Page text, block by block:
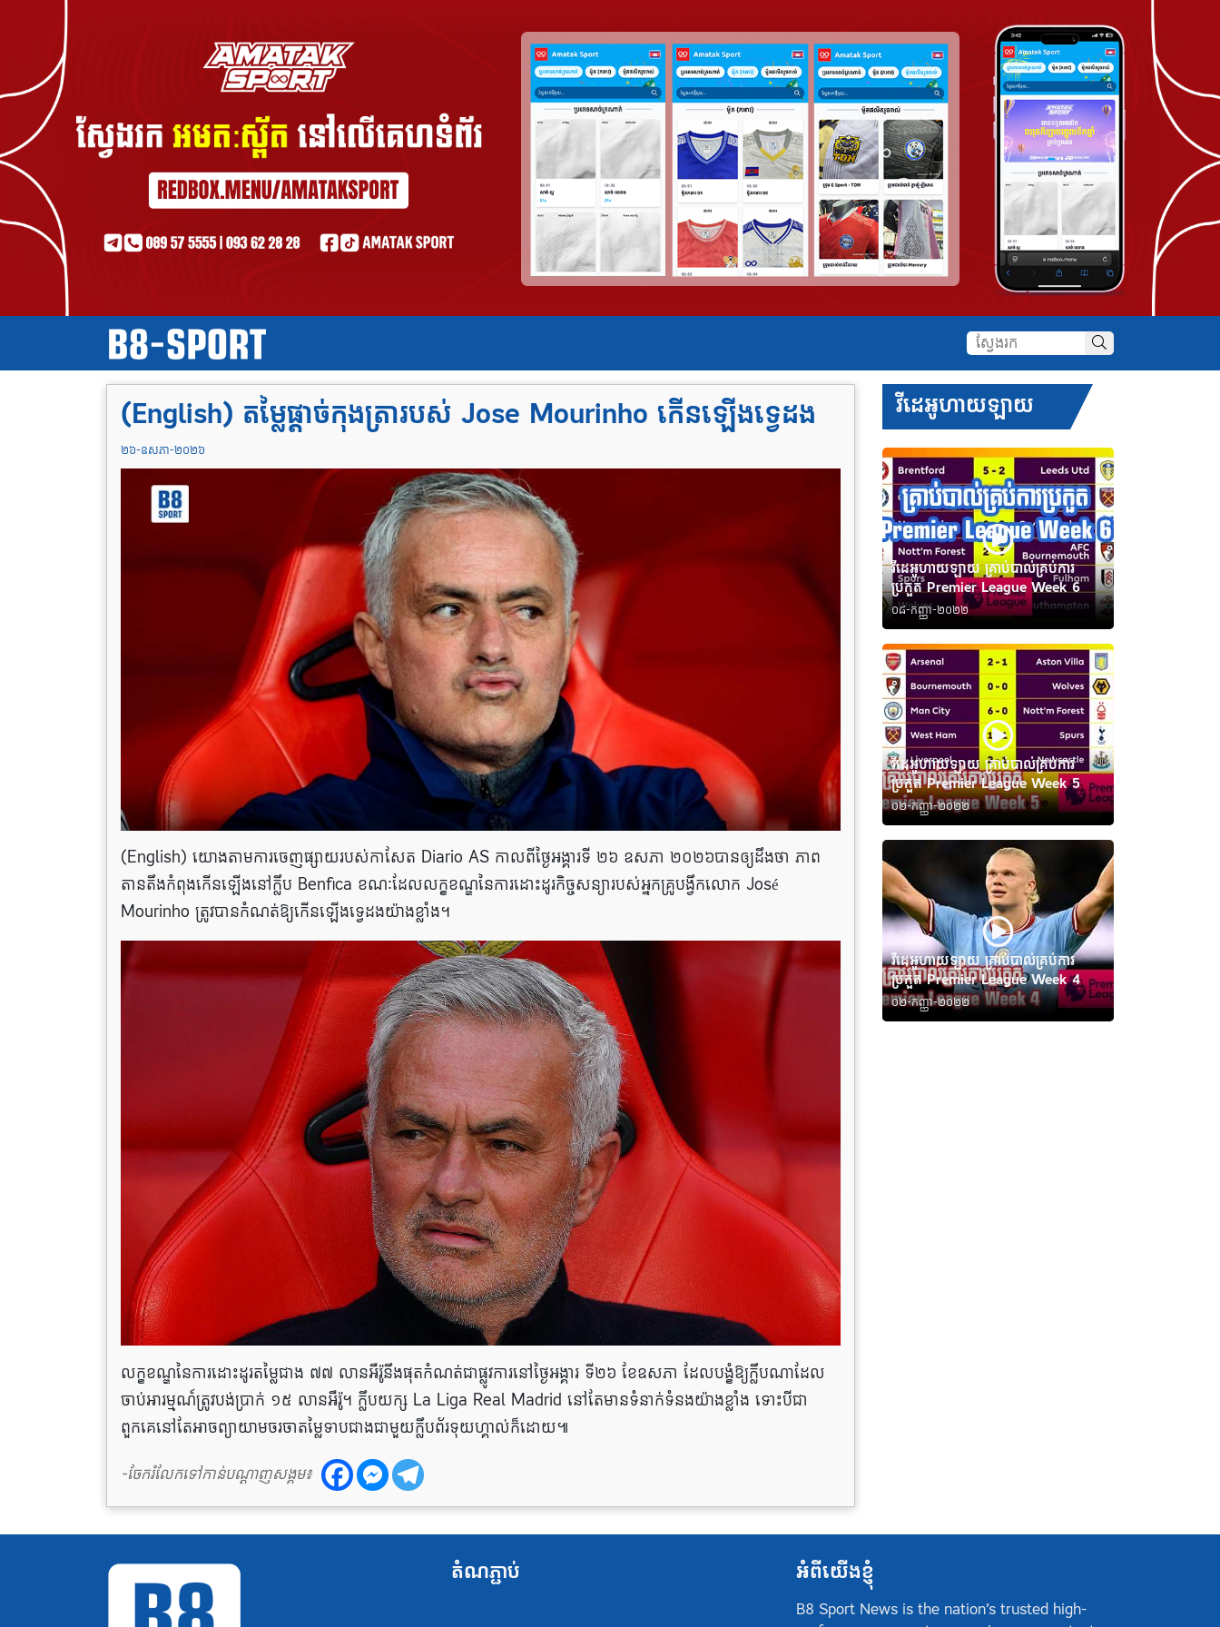
(English) តម្លៃ​ផ្ដាច់​កុងត្រា​របស់ Jose Mourinho កើនឡើងទ្វេដង
២៦-ឧសភា-២០២៦
(English) យោងតាមការចេញផ្សាយរបស់កាសែត Diario AS កាលពីថ្ងៃអង្គារទី ២៦ ឧសភា ២០២៦បានឲ្យដឹងថា ភាព
តានតឹងកំពុងកើនឡើងនៅក្លឹប Benfica ខណៈដែលលក្ខខណ្ឌនៃការដោះដូរកិច្ចសន្យារបស់អ្នកគ្រូបង្វឹកលោក José
Mourinho ត្រូវបានកំណត់ឱ្យកើនឡើងទ្វេដងយ៉ាងខ្លាំង។
លក្ខខណ្ឌនៃការដោះដូរតម្លៃជាង ៧៧ លានអឺរ៉ូនឹងផុតកំណត់ជាផ្លូវការនៅថ្ងៃអង្គារ ទី២៦ ខែឧសភា ដែលបង្ខំឱ្យក្លឹបណាដែល
ចាប់អារម្មណ៍ត្រូវបង់ប្រាក់ ១៥ លានអឺរ៉ូ។ ក្លឹបយក្ស La Liga Real Madrid នៅតែមានទំនាក់ទំនងយ៉ាងខ្លាំង ទោះបីជា
ពួកគេនៅតែអាចព្យាយាមចរចាតម្លៃទាបជាងជាមួយក្លឹបព័រទុយហ្គាល់ក៏ដោយ៕
-ចែករំលែកទៅកាន់បណ្តាញសង្គម៖
វីដេអូហាយឡាយ
វីដេអូហាយឡាយ គ្រាប់បាល់គ្រប់ការ
ប្រកួត Premier League Week 6
០៨-កញ្ញា-២០២២
វីដេអូហាយឡាយ គ្រាប់បាល់គ្រប់ការ
ប្រកួត Premier League Week 5
០២-កញ្ញា-២០២២
វីដេអូហាយឡាយ គ្រាប់បាល់គ្រប់ការ
ប្រកួត Premier League Week 4
០២-កញ្ញា-២០២២
តំណភ្ជាប់ អំពីយើងខ្ញុំ
B8 Sport News is the nation’s trusted high-